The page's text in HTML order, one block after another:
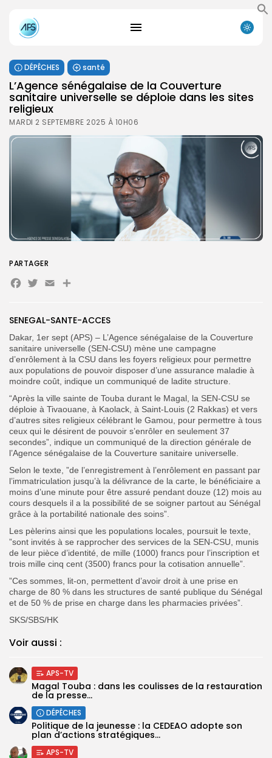
DÉPÊCHES santé
L’Agence sénégalaise de la Couverture
sanitaire universelle se déploie dans les sites
religieux
MARDI 2 SEPTEMBRE 2025 À 10H06
SENEGAL-SANTE-ACCES
Dakar, 1er sept (APS) – L’Agence sénégalaise de la Couverture
sanitaire universelle (SEN-CSU) mène une campagne
d’enrôlement à la CSU dans les foyers religieux pour permettre
aux populations de pouvoir disposer d’une assurance maladie à
moindre coût, indique un communiqué de ladite structure.
“Après la ville sainte de Touba durant le Magal, la SEN-CSU se
déploie à Tivaouane, à Kaolack, à Saint-Louis (2 Rakkas) et vers
d’autres sites religieux célébrant le Gamou, pour permettre à tous
ceux qui le désirent de pouvoir s’enrôler en seulement 37
secondes”, indique un communiqué de la direction générale de
l’Agence sénégalaise de la Couverture sanitaire universelle.
Selon le texte, ”de l’enregistrement à l’enrôlement en passant par
l’immatriculation jusqu’à la délivrance de la carte, le bénéficiaire a
moins d’une minute pour être assuré pendant douze (12) mois au
cours desquels il a la possibilité de se soigner partout au Sénégal
grâce à la portabilité nationale des soins”.
Les pèlerins ainsi que les populations locales, poursuit le texte,
”sont invités à se rapprocher des services de la SEN-CSU, munis
de leur pièce d’identité, de mille (1000) francs pour l’inscription et
trois mille cinq cent (3500) francs pour la cotisation annuelle”.
”Ces sommes, lit-on, permettent d’avoir droit à une prise en
charge de 80 % dans les structures de santé publique du Sénégal
et de 50 % de prise en charge dans les pharmacies privées”.
SKS/SBS/HK
Voir aussi :
APS-TV
Magal Touba : dans les coulisses de la restauration
de la presse...
DÉPÊCHES
Politique de la jeunesse : la CEDEAO adopte son
plan d’actions stratégiques...
APS-TV
PARTAGER
Facebook
Twitter
EmailPartager